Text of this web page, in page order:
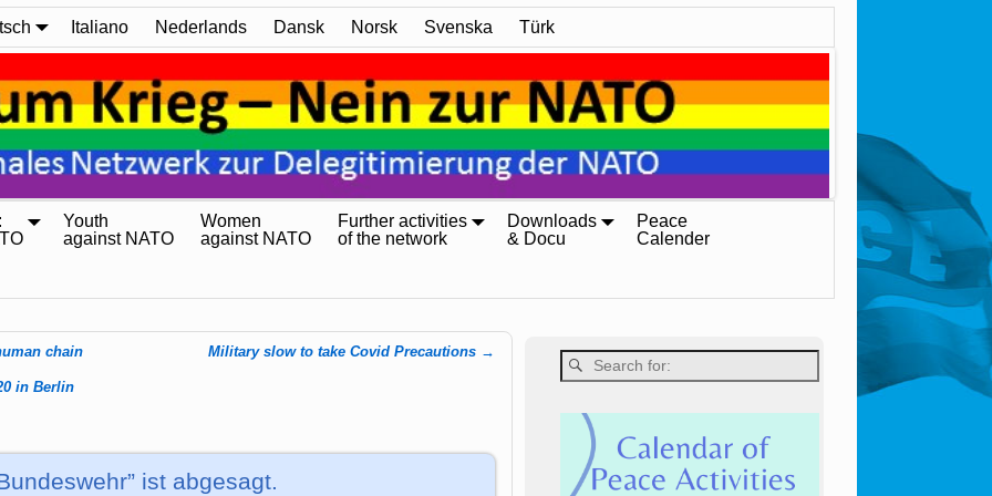
Italiano Nederlands Dansk Norsk Svenska Türk
Youth
against NATO
Women
against NATO
Further activities
of the network
Downloads
& Docu
Peace
Calender
chain
in Berlin
Military slow to take Covid Precautions →
ist abgesagt.